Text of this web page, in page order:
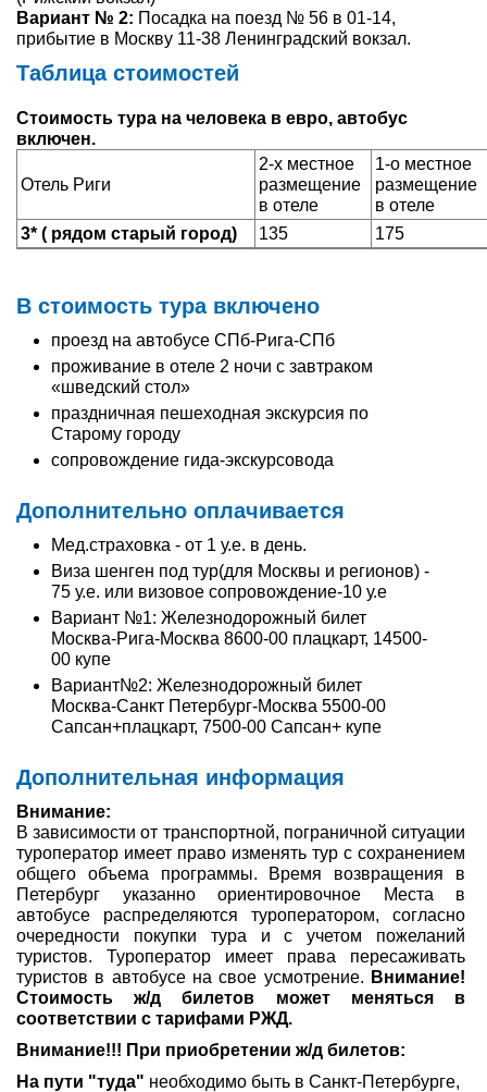
Вариант № 2: Посадка на поезд № 56 в 01-14,
прибытие в Москву 11-38 Ленинградский вокзал.
Таблица стоимостей
Стоимость тура на человека в евро, автобус
включен.
Отель Риги
2-х местное
размещение
в отеле
1-о местное
размещение
в отеле
3* ( рядом старый город)
135 175
В стоимость тура включено
проезд на автобусе СПб-Рига-СПб
проживание в отеле 2 ночи с завтраком
«шведский стол»
праздничная пешеходная экскурсия по
Старому городу
сопровождение гида-экскурсовода
Дополнительно оплачивается
Мед.страховка - от 1 у.е. в день.
Виза шенген под тур(для Москвы и регионов) -
75 у.е. или визовое сопровождение-10 у.e
Вариант №1: Железнодорожный билет
Москва-Рига-Москва 8600-00 плацкарт, 14500-
00 купе
Вариант№2: Железнодорожный билет
Москва-Санкт Петербург-Москва 5500-00
Сапсан+плацкарт, 7500-00 Сапсан+ купе
Дополнительная информация
Внимание:
В зависимости от транспортной, пограничной ситуации
туроператор имеет право изменять тур с сохранением
общего объема программы. Время возвращения в
Петербург указанно ориентировочное Места в
автобусе распределяются туроператором, согласно
очередности покупки тура и с учетом пожеланий
туристов. Туроператор имеет права пересаживать
туристов в автобусе на свое усмотрение. Внимание!
Стоимость ж/д билетов может меняться в
соответствии с тарифами РЖД.
Внимание!!! При приобретении ж/д билетов:
На пути "туда" необходимо быть в Санкт-Петербурге,